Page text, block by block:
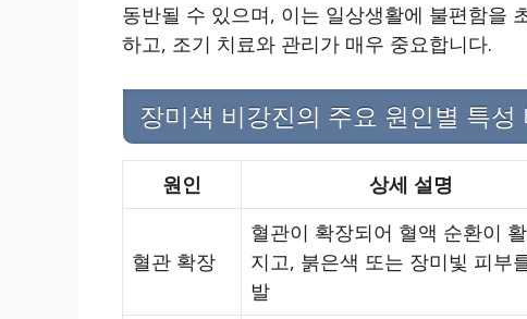
동반될 수 있으며, 이는 일상생활에 불편함을
하고, 조기 치료와 관리가 매우 중요합니다.
장미색 비강진의 주요 원인별 특성
원인 상세 설명
혈관 확장
혈관이 확장되어 혈액 순환이
지고, 붉은색 또는 장미빛 피부
발